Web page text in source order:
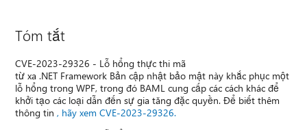
Tóm tắt
CVE-2023-29326 - Lỗ hổng thực thi mã
từ xa .NET Framework Bản cập nhật bảo mật này khắc phục một
lỗ hổng trong WPF, trong đó BAML cung cấp các cách khác để
khởi tạo các loại dẫn đến sự gia tăng đặc quyền. Để biết thêm
thông tin, hãy xem CVE-2023-29326.